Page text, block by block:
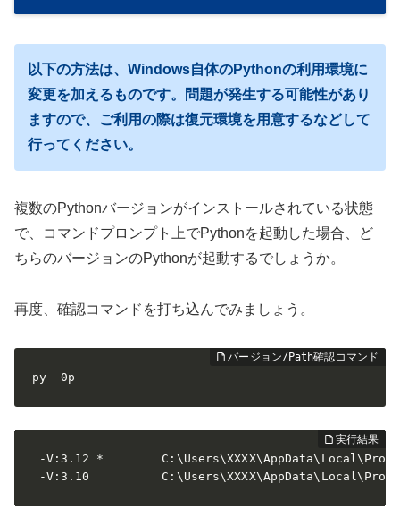
以下の方法は、Windows自体のPythonの利用環境に
変更を加えるものです。問題が発生する可能性があり
ますので、ご利用の際は復元環境を用意するなどして
行ってください。
複数のPythonバージョンがインストールされている状態
で、コマンドプロンプト上でPythonを起動した場合、ど
ちらのバージョンのPythonが起動するでしょうか。
再度、確認コマンドを打ち込んでみましょう。
py -0p
-V:3.12 *
-V:3.10